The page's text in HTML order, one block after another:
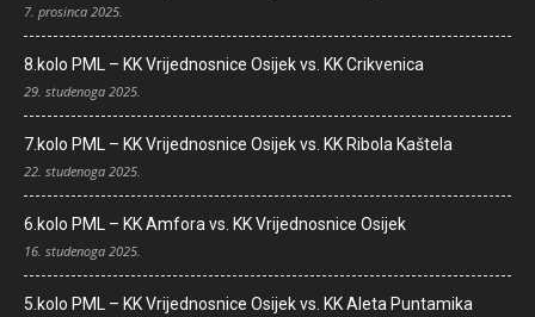
7. prosinca 2025.
8.kolo PML – KK Vrijednosnice Osijek vs. KK Crikvenica
29. studenoga 2025.
7.kolo PML – KK Vrijednosnice Osijek vs. KK Ribola Kaštela
22. studenoga 2025.
6.kolo PML – KK Amfora vs. KK Vrijednosnice Osijek
16. studenoga 2025.
5.kolo PML – KK Vrijednosnice Osijek vs. KK Aleta Puntamika